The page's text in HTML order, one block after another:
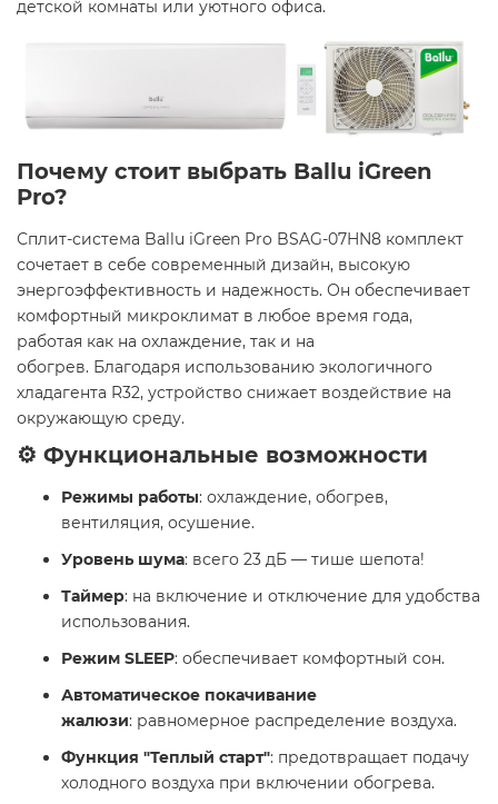
детской комнаты или уютного офиса. ​
Почему стоит выбрать Ballu iGreen
Pro?
Сплит-система Ballu iGreen Pro BSAG-07HN8 комплект
сочетает в себе современный дизайн, высокую
энергоэффективность и надежность. Он обеспечивает
комфортный микроклимат в любое время года,
работая как на охлаждение, так и на
обогрев. Благодаря использованию экологичного
хладагента R32, устройство снижает воздействие на
окружающую среду. ​
⚙️ Функциональные возможности
Режимы работы: охлаждение, обогрев,
вентиляция, осушение.
Уровень шума: всего 23 дБ — тише шепота!
Таймер: на включение и отключение для удобства
использования.
Режим SLEEP: обеспечивает комфортный сон.
Автоматическое покачивание
жалюзи: равномерное распределение воздуха.
Функция "Теплый старт": предотвращает подачу
холодного воздуха при включении обогрева. ​